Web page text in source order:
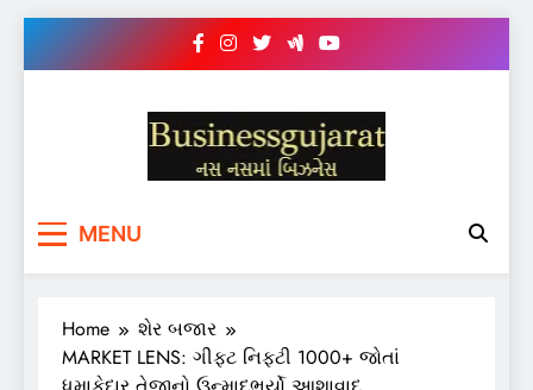
BUSINESS GUJARAT
MENU
Home
શેર બજાર
MARKET LENS: ગીફ્ટ નિફ્ટી 1000+ જોતાં